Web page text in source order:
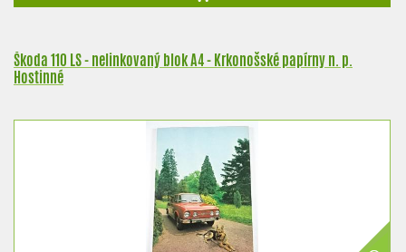
Škoda 110 LS - nelinkovaný blok A4 - Krkonošské papírny n. p.
Hostinné